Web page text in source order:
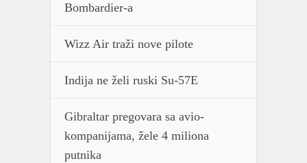
Bombardier-a
Wizz Air traži nove pilote
Indija ne želi ruski Su-57E
Gibraltar pregovara sa avio-
kompanijama, žele 4 miliona
putnika